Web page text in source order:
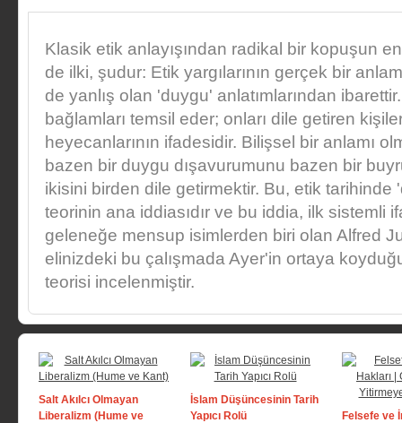
Klasik etik anlayışından radikal bir kopuşun
de ilki, şudur: Etik yargılarının gerçek bir
de yanlış olan 'duygu' anlatımlarından
bağlamları temsil eder; onları dile getiren
heyecanlarının ifadesidir. Bilişsel bir anlamı
bazen bir duygu dışavurumunu bazen bir
ikisini birden dile getirmektir. Bu, etik
teorinin ana iddiasıdır ve bu iddia, ilk sistemli
geleneğe mensup isimlerden biri olan Alfred
elinizdeki bu çalışmada Ayer'in ortaya
teorisi incelenmiştir.
Salt Akılcı Olmayan
Liberalizm (Hume ve
İslam Düşüncesinin Tarih
Yapıcı Rolü
Felsefe ve